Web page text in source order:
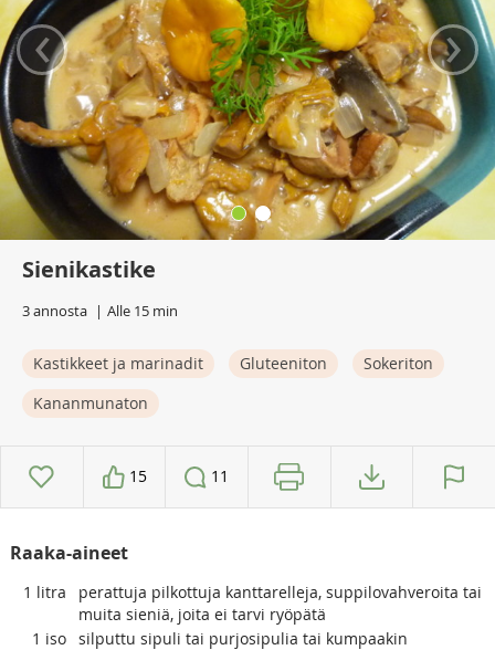
‹ ›
Sienikastike
3 annosta Alle 15 min
Kastikkeet ja marinadit Gluteeniton
Sokeriton
Kananmunaton
15 11
Raaka-aineet
1 litra
perattuja pilkottuja kanttarelleja, suppilovahveroita tai
muita sieniä, joita ei tarvi ryöpätä
1 iso silputtu sipuli tai purjosipulia tai kumpaakin